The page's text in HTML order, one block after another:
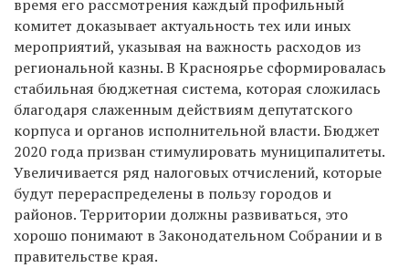
время его рассмотрения каждый профильный
комитет доказывает актуальность тех или иных
мероприятий, указывая на важность расходов из
региональной казны. В Красноярье сформировалась
стабильная бюджетная система, которая сложилась
благодаря слаженным действиям депутатского
корпуса и органов исполнительной власти. Бюджет
2020 года призван стимулировать муниципалитеты.
Увеличивается ряд налоговых отчислений, которые
будут перераспределены в пользу городов и
районов. Территории должны развиваться, это
хорошо понимают в Законодательном Собрании и в
правительстве края.